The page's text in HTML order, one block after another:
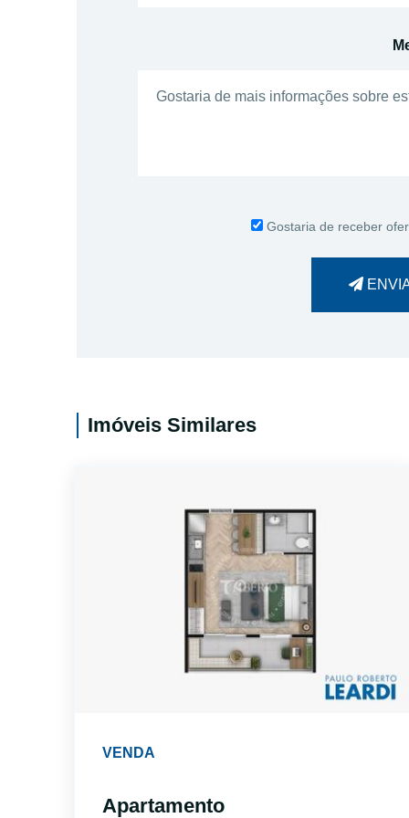
Gostaria de receber
Imóveis Similares
VENDA
Apartamento